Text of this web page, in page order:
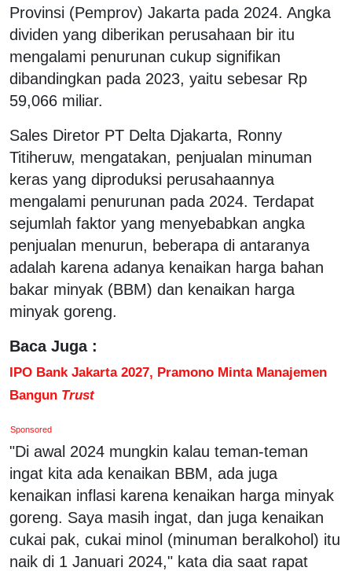
Provinsi (Pemprov) Jakarta pada 2024. Angka
dividen yang diberikan perusahaan bir itu
mengalami penurunan cukup signifikan
dibandingkan pada 2023, yaitu sebesar Rp
59,066 miliar.
Sales Diretor PT Delta Djakarta, Ronny
Titiheruw, mengatakan, penjualan minuman
keras yang diproduksi perusahaannya
mengalami penurunan pada 2024. Terdapat
sejumlah faktor yang menyebabkan angka
penjualan menurun, beberapa di antaranya
adalah karena adanya kenaikan harga bahan
bakar minyak (BBM) dan kenaikan harga
minyak goreng.
Baca Juga :
IPO Bank Jakarta 2027, Pramono Minta Manajemen
Bangun Trust
Sponsored
"Di awal 2024 mungkin kalau teman-teman
ingat kita ada kenaikan BBM, ada juga
kenaikan inflasi karena kenaikan harga minyak
goreng. Saya masih ingat, dan juga kenaikan
cukai pak, cukai minol (minuman beralkohol) itu
naik di 1 Januari 2024," kata dia saat rapat